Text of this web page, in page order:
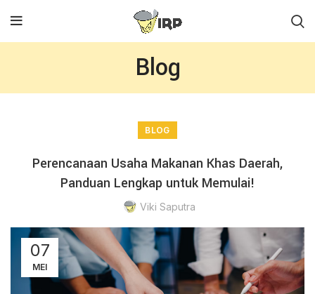
Blog
BLOG
Perencanaan Usaha Makanan Khas Daerah,
Panduan Lengkap untuk Memulai!
Viki Saputra
07
MEI